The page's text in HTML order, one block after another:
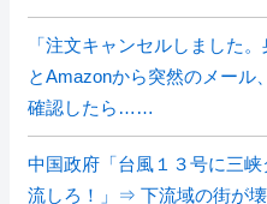
「注文キャンセルしました
とAmazonから突然のメール
確認したら……
中国政府「台風１３号に三
流しろ！」⇒ 下流域の街が